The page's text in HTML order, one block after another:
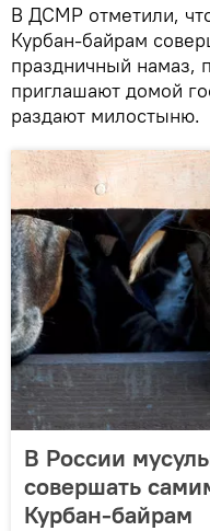
В ДСМР отметили,
Курбан-байрам
праздничный намаз,
приглашают домой
раздают милостыню.
В России
совершать
Курбан-байрам